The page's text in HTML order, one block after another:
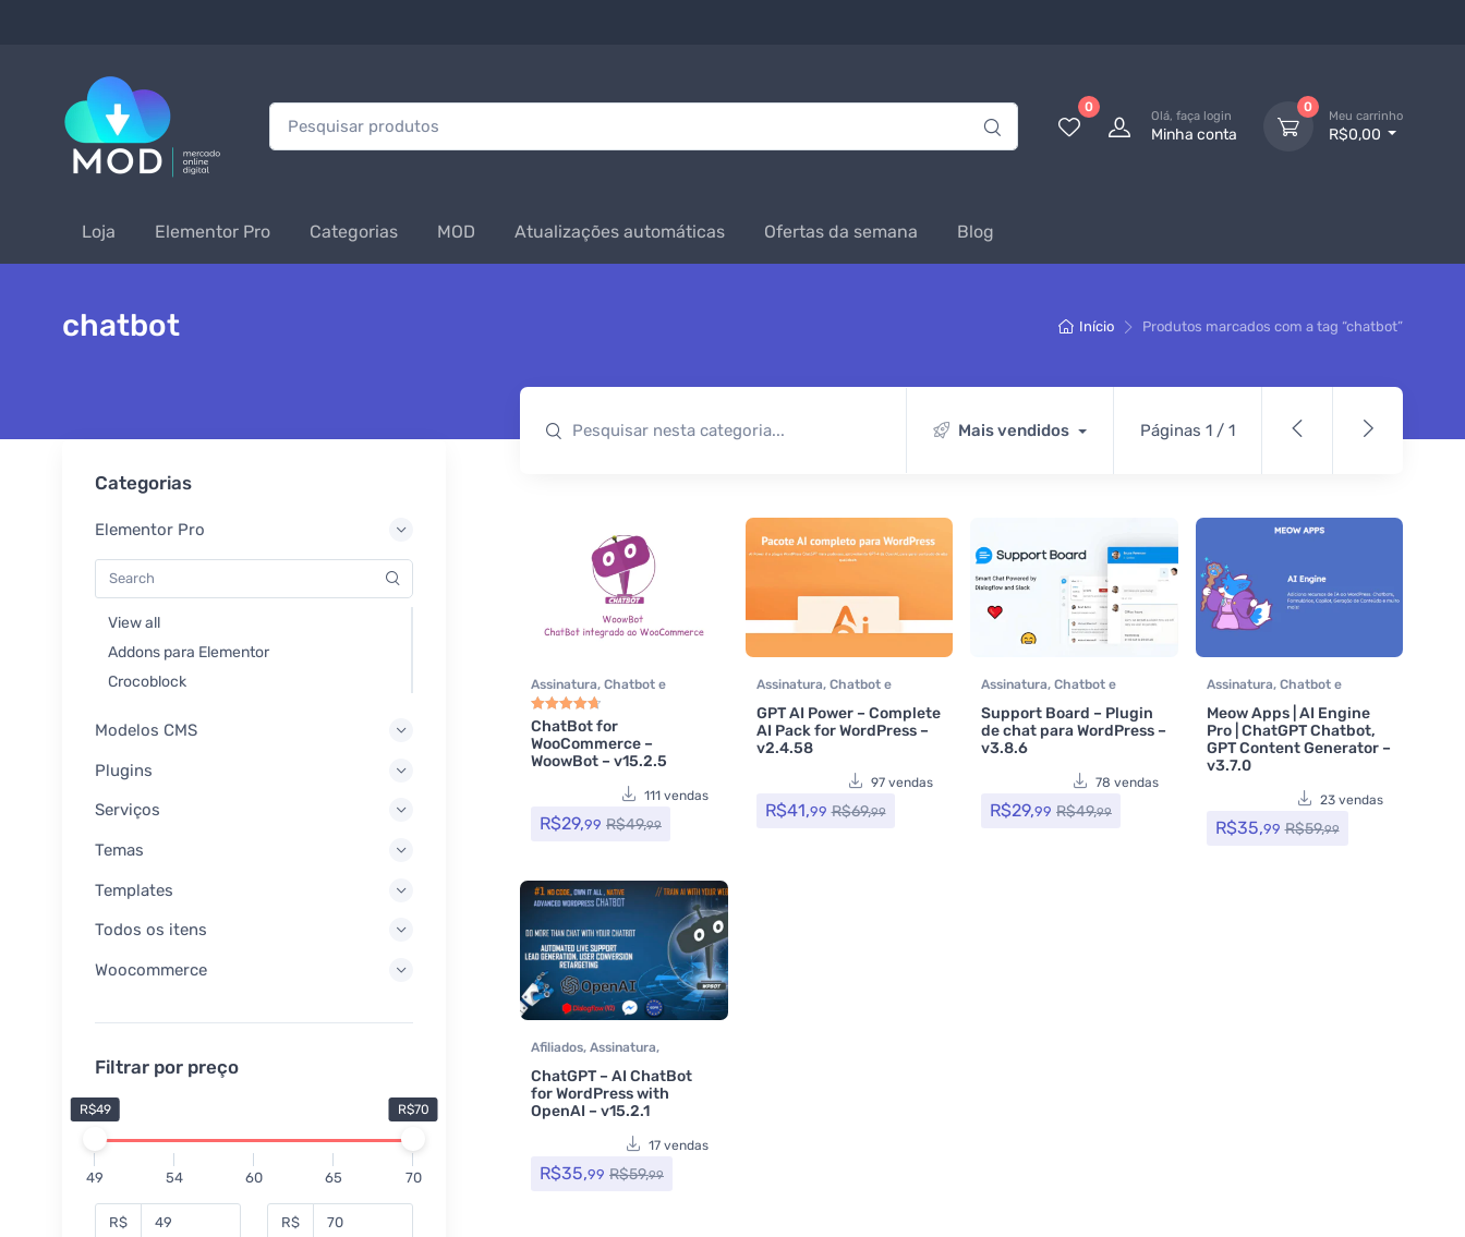
Procurar: 0
Olá, faça login
Minha conta
0
Meu carrinho
R$0,00
Loja Elementor Pro Categorias MOD Atualizações automáticas Ofertas da semana Blog
Início Produtos marcados com a tag “chatbot”
chatbot
Mais vendidos Páginas 1 / 1
Assinatura, Chatbot e
Whatsapp, CodeCanyon
Plugins, Plugins
Wocoomerce, Todos os itens
Woocommerce
Avaliação4.75 de 5
ChatBot for
WooCommerce –
WoowBot – v15.2.5
111 vendas
R$29,99 R$49,99
Assinatura, Chatbot e
Whatsapp
Formulários
Plugins , Todos os itens
GPT AI Power – Complete
AI Pack for WordPress –
v2.4.58
97 vendas
R$41,99 R$69,99
Assinatura, Chatbot e
Whatsapp
CodeCanyon
Performance, Plugins, Todos
os itens
Support Board – Plugin
de chat para WordPress –
v3.8.6
78 vendas
R$29,99 R$49,99
Assinatura, Chatbot e
Whatsapp
Formulários,
Plugins, Todos os itens
Meow Apps | AI Engine
Pro | ChatGPT Chatbot,
GPT Content Generator –
v3.7.0
23 vendas
R$35,99 R$59,99
Afiliados, Assinatura,
Chatbot e Whatsapp
,
CodeCanyon, Integração
Plugins, Todos os itens
ChatGPT – AI ChatBot
for WordPress with
OpenAI – v15.2.1
17 vendas
R$35,99 R$59,99
Categorias
Elementor Pro
View all
Addons para Elementor
Crocoblock
Modelos CMS
Plugins
Serviços
Temas
Templates
Todos os itens
Woocommerce
Filtrar por preço
R$49 R$70
49 54 60 65 70
R$ R$